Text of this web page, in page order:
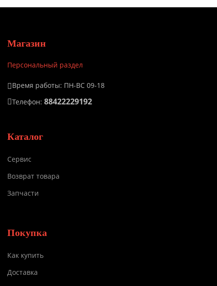
Магазин
Персональный раздел
Время работы: ПН-ВС 09-18
Телефон: 88422229192
Каталог
Сервис
Возврат товара
Запчасти
Покупка
Как купить
Доставка